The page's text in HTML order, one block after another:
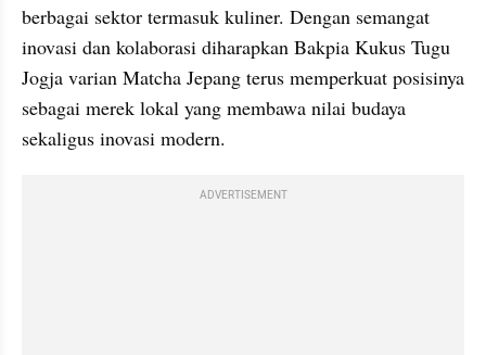
berbagai sektor termasuk kuliner. Dengan semangat
inovasi dan kolaborasi diharapkan Bakpia Kukus Tugu
Jogja varian Matcha Jepang terus memperkuat posisinya
sebagai merek lokal yang membawa nilai budaya
sekaligus inovasi modern.
ADVERTISEMENT